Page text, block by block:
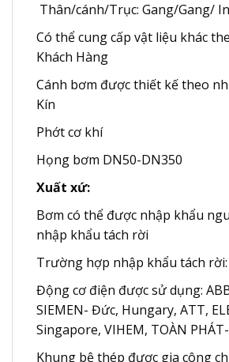
Thân/cánh/Trục: Gang/Gang/
Có thể cung cấp vật liệu khác
Khách Hàng
Cánh bơm được thiết kế theo
Kín
Phớt cơ khí
Họng bơm DN50-DN350
Xuất xứ:
Bơm có thể được nhập khẩu
nhập khẩu tách rời
Trường hợp nhập khẩu tách rời:
Động cơ điện được sử dụng:
SIEMEN- Đức, Hungary, ATT,
Singapore, VIHEM, TOÀN
Khung bệ thép được gia công